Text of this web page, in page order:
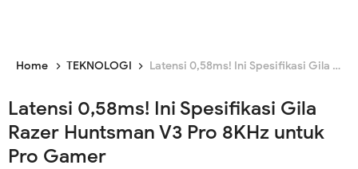
Home TEKNOLOGI Latensi 0,58ms! Ini Spesifikasi Gila Razer Huntsman V3 Pro 8KHz untuk Pro Gamer
Latensi 0,58ms! Ini Spesifikasi Gila
Razer Huntsman V3 Pro 8KHz untuk
Pro Gamer